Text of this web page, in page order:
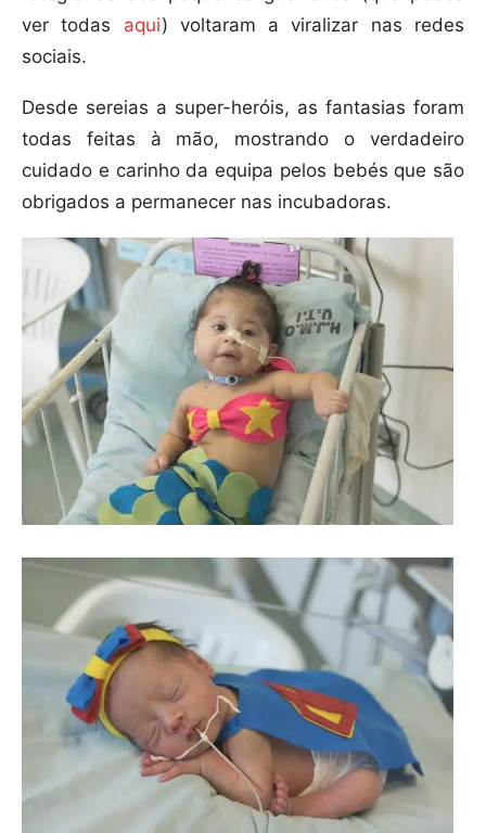
ver todas aqui) voltaram a viralizar nas redes
sociais.
Desde sereias a super-heróis, as fantasias foram
todas feitas à mão, mostrando o verdadeiro
cuidado e carinho da equipa pelos bebés que são
obrigados a permanecer nas incubadoras.